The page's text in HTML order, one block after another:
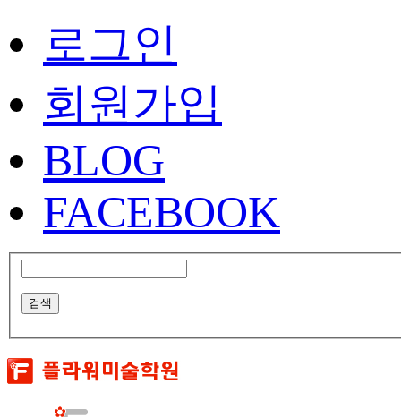
로그인
회원가입
BLOG
FACEBOOK